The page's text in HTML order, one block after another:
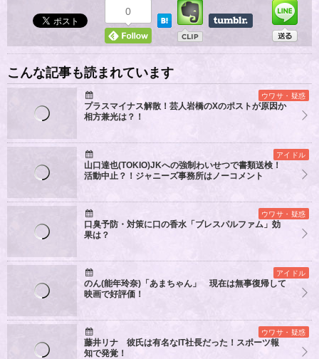
0
こんな記事も読まれています
ウワサ・疑惑
プラスマイナス解散！芸人岩橋のXのポストが原因か
相方兼光は？！
アイドル
山口達也(TOKIO)JKへの強制わいせつで書類送検！
活動中止？！ジャニーズ事務所はノーコメント
ウワサ・疑惑
口臭予防・対策に口の香水「ブレスパルファム」効
果は？
アイドル
のん(能年玲奈)「あまちゃん」 現在は無事復帰して
映画で好評価！
ウワサ・疑惑
藤井リナ 彼氏は有名なIT社長だった！スポーツ報
知で発覚！